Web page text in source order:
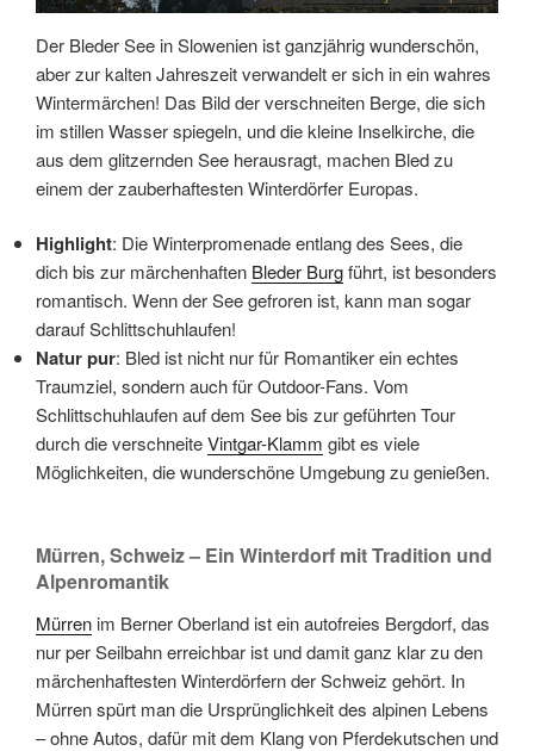
Der Bleder See in Slowenien ist ganzjährig wunderschön,
aber zur kalten Jahreszeit verwandelt er sich in ein wahres
Wintermärchen! Das Bild der verschneiten Berge, die sich
im stillen Wasser spiegeln, und die kleine Inselkirche, die
aus dem glitzernden See herausragt, machen Bled zu
einem der zauberhaftesten Winterdörfer Europas.
Highlight: Die Winterpromenade entlang des Sees, die
dich bis zur märchenhaften Bleder Burgführt, ist besonders
romantisch. Wenn der See gefroren ist, kann man sogar
darauf Schlittschuhlaufen!
Natur pur: Bled ist nicht nur für Romantiker ein echtes
Traumziel, sondern auch für Outdoor-Fans. Vom
Schlittschuhlaufen auf dem See bis zur geführten Tour
durch die verschneiteVintgar-Klamm gibt es viele
Möglichkeiten, die wunderschöne Umgebung zu genießen.
Mürren, Schweiz – Ein Winterdorf mit Tradition und
Alpenromantik
Mürren im Berner Oberland ist ein autofreies Bergdorf, das
nur per Seilbahn erreichbar ist und damit ganz klar zu den
märchenhaftesten Winterdörfern der Schweiz gehört. In
Mürren spürt man die Ursprünglichkeit des alpinen Lebens
– ohne Autos, dafür mit dem Klang von Pferdekutschen und